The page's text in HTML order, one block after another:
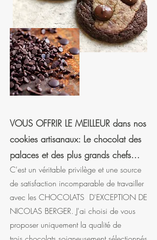
VOUS OFFRIR LE MEILLEUR dans nos
cookies artisanaux: Le chocolat des
palaces et des plus grands chefs...
C'est un véritable privilège et une source
de satisfaction incomparable de travailler
avec les CHOCOLATS D'EXCEPTION DE
NICOLAS BERGER. J'ai choisi de vous
proposer uniquement la qualité de